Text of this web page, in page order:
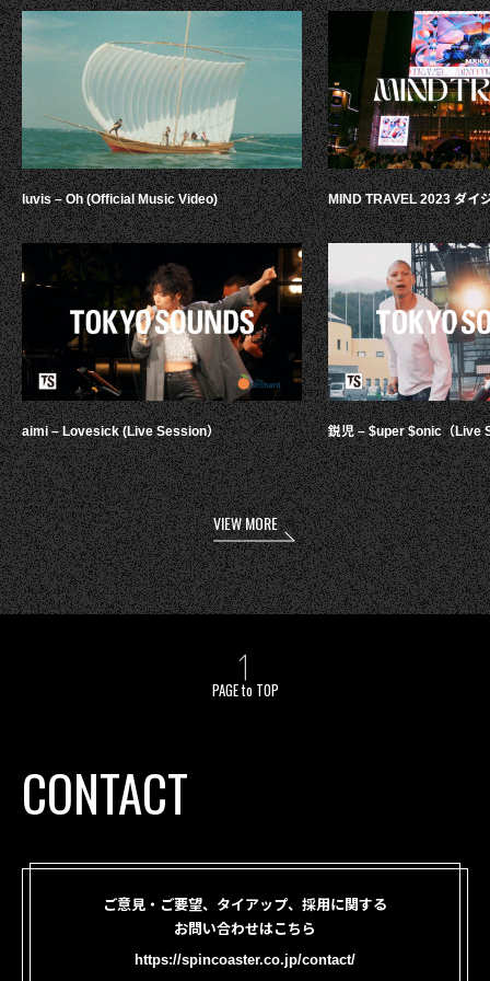
luvis – Oh (Official Music Video)
aimi – Lovesick (Live Session）
MIND TRAVEL 2023 ダイ
鋭児 – $uper $onic（Live
VIEW MORE
PAGE to TOP
CONTACT
ご意見・ご要望、タイアップ、採用に関する
お問い合わせはこちら
https://spincoaster.co.jp/contact/